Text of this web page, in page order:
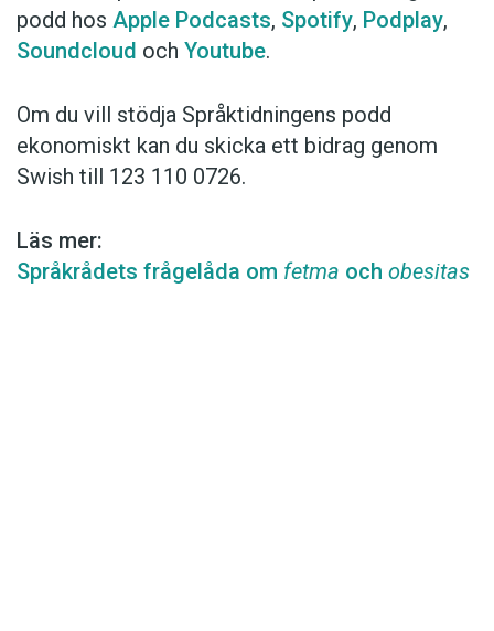
podd hos Apple Podcasts, Spotify, Podplay,
Soundcloud och Youtube.
Om du vill stödja Språktidningens podd
ekonomiskt kan du skicka ett bidrag genom
Swish till 123 110 0726.
Läs mer:
Språkrådets frågelåda om fetma och obesitas